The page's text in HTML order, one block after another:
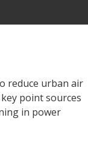
reduce urban air
point sources
in power